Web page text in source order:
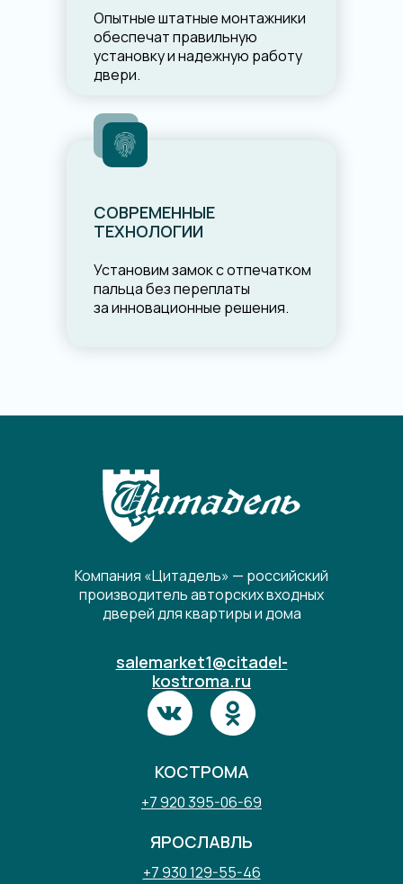
Опытные штатные монтажники
обеспечат правильную
установку и надежную работу
двери.
СОВРЕМЕННЫЕ
ТЕХНОЛОГИИ
Установим замок с отпечатком
пальца без переплаты
за инновационные решения.
ЯРОСЛАВЛЬ
+7 920 395-06-69
+7 930 129-55-46
КОСТРОМА
salemarket1@citadel-
kostroma.ru
Компания «Цитадель» — российский
производитель авторских входных
дверей для квартиры и дома